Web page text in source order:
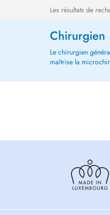
Les résultats de
Chirurgien
Le chirurgien
maîtrise la